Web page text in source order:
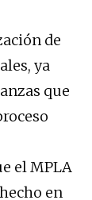
de
ya
que
el MPLA
en